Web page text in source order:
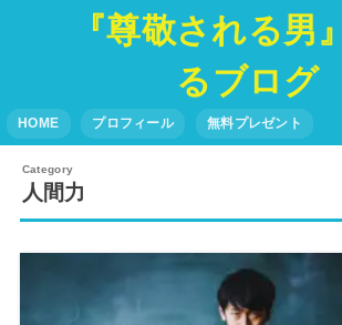
『尊敬される男
るブログ
HOME プロフィール 無料プレゼント
人間力